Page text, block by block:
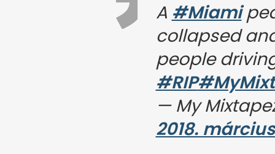
A #Miami
collapsed
people
#RIP
— My
2018.